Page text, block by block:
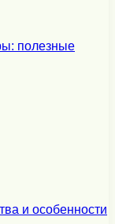
полезные
и особенности